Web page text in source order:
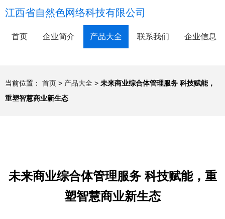
江西省自然色网络科技有限公司
首页 企业简介 产品大全 联系我们 企业信息
当前位置： 首页 > 产品大全 > 未来商业综合体管理服务 科技赋能，
重塑智慧商业新生态
未来商业综合体管理服务 科技赋能，重
塑智慧商业新生态